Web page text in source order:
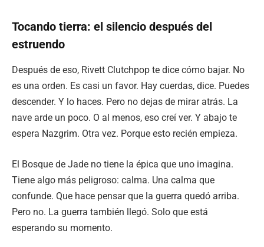
Tocando tierra: el silencio después del
estruendo
Después de eso, Rivett Clutchpop te dice cómo bajar. No
es una orden. Es casi un favor. Hay cuerdas, dice. Puedes
descender. Y lo haces. Pero no dejas de mirar atrás. La
nave arde un poco. O al menos, eso creí ver. Y abajo te
espera Nazgrim. Otra vez. Porque esto recién empieza.
El Bosque de Jade no tiene la épica que uno imagina.
Tiene algo más peligroso: calma. Una calma que
confunde. Que hace pensar que la guerra quedó arriba.
Pero no. La guerra también llegó. Solo que está
esperando su momento.